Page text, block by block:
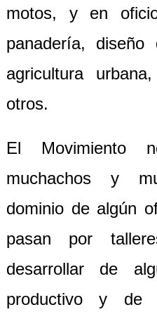
motos, y en
panadería,
agricultura
otros.
El Movimiento
muchachos y
dominio de algún
pasan por
desarrollar de
productivo y de